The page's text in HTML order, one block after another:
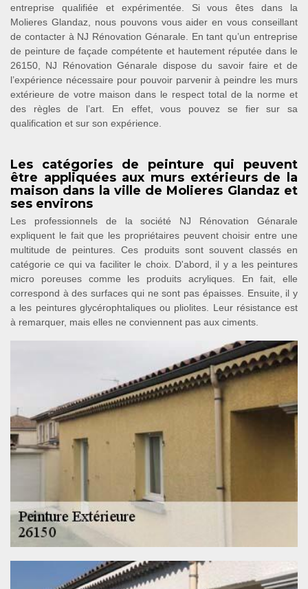
entreprise qualifiée et expérimentée. Si vous êtes dans la
Molieres Glandaz, nous pouvons vous aider en vous conseillant
de contacter à NJ Rénovation Génarale. En tant qu’un entreprise
de peinture de façade compétente et hautement réputée dans le
26150, NJ Rénovation Génarale dispose du savoir faire et de
l’expérience nécessaire pour pouvoir parvenir à peindre les murs
extérieure de votre maison dans le respect total de la norme et
des règles de l’art. En effet, vous pouvez se fier sur sa
qualification et sur son expérience.
Les catégories de peinture qui peuvent
être appliquées aux murs extérieurs de la
maison dans la ville de Molieres Glandaz et
ses environs
Les professionnels de la société NJ Rénovation Génarale
expliquent le fait que les propriétaires peuvent choisir entre une
multitude de peintures. Ces produits sont souvent classés en
catégorie ce qui va faciliter le choix. D'abord, il y a les peintures
micro poreuses comme les produits acryliques. En fait, elle
correspond à des surfaces qui ne sont pas épaisses. Ensuite, il y
a les peintures glycérophtaliques ou pliolites. Leur résistance est
à remarquer, mais elles ne conviennent pas aux ciments.